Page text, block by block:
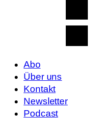
Abo
Über uns
Kontakt
Newsletter
Podcast